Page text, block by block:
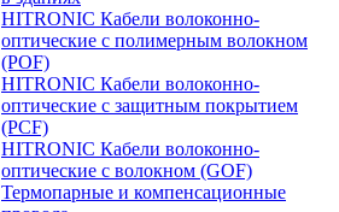
HITRONIC Кабели волоконно-
оптические с полимерным волокном
(POF)
HITRONIC Кабели волоконно-
оптические с защитным покрытием
(PCF)
HITRONIC Кабели волоконно-
оптические с волокном (GOF)
Термопарные и компенсационные